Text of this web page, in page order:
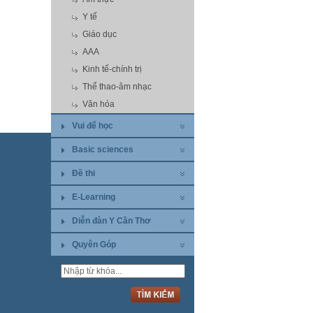
Y tế
Giáo dục
AAA
Kinh tế-chính trị
Thể thao-âm nhạc
Văn hóa
Vui để học
Basic sciences
Đề thi
E-Learning
Diễn đàn Y Cần Thơ
Quyên Góp